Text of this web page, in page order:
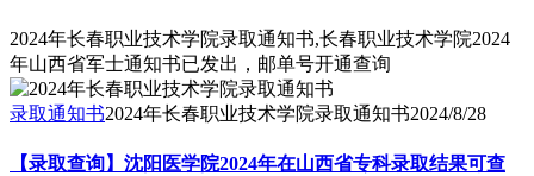
2024年长春职业技术学院录取通知书,长春职业技术学院2024
年山西省军士通知书已发出，邮单号开通查询
录取通知书2024年长春职业技术学院录取通知书2024/8/28
【录取查询】沈阳医学院2024年在山西省专科录取结果可查